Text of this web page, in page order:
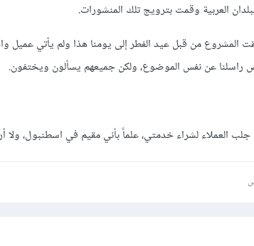
العربية وقمت بترويج تلك المنشورات.
المشروع من قبل عيد الفطر إلى يومنا هذا ولم يأتي عميل
العملاء لشراء خدمتي، علماً بأني مقيم في اسطنبول،